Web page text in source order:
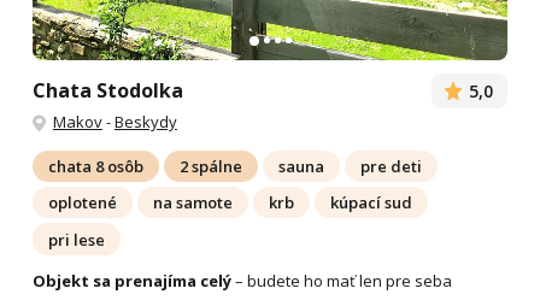
Chata Stodolka 5,0
Makov-Beskydy
chata 8 osôb 2 spálne sauna
pre deti
oplotené
na samote krb
kúpací sud
pri lese
Objekt sa prenajíma celý– budete ho mať len pre seba